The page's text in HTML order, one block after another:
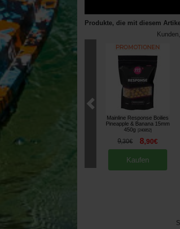
Produkte, die mit diesem
Mainline Response Boilies
Pineapple & Banana 15mm
450g
240852]
9,30€ 8,90€
Kaufen